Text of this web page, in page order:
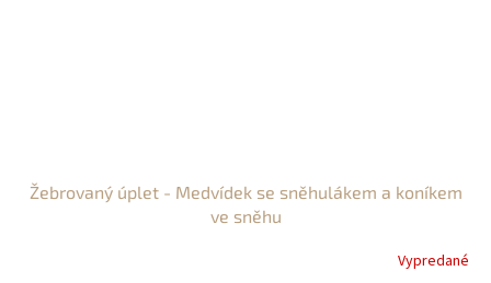
Žebrovaný úplet - Medvídek se sněhulákem a koníkem
ve sněhu
Vypredané